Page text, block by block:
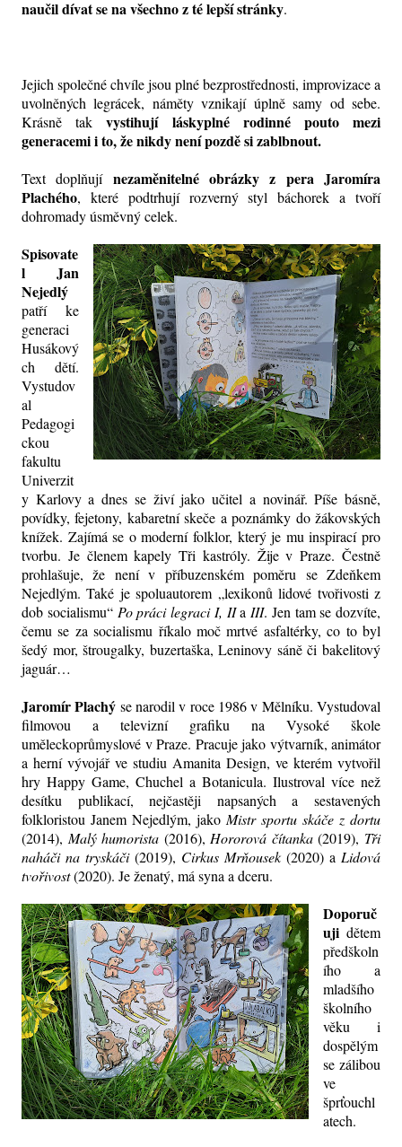
naučil dívat se na všechno z té lepší stránky.
Jejich společné chvíle jsou plné bezprostřednosti, improvizace a
uvolněných legrácek, náměty vznikají úplně samy od sebe.
Krásně takvystihují láskyplné rodinné pouto mezi
generacemi i to, že nikdy není pozdě si zablbnout.
Text doplňují nezaměnitelné obrázky z pera Jaromíra
Plachého, které podtrhují rozverný styl báchorek a tvoří
dohromady úsměvný celek.
Spisovate
l Jan
Nejedlý
patří ke
generaci
Husákový
ch dětí.
Vystudov
al
Pedagogi
ckou
fakultu
Univerzit
y Karlovy a dnes se živí jako učitel a novinář. Píše básně,
povídky, fejetony, kabaretní skeče a poznámky do žákovských
knížek. Zajímá se o moderní folklor, který je mu inspirací pro
tvorbu. Je členem kapely Tři kastróly. Žije v Praze. Čestně
prohlašuje, že není v příbuzenském poměru se Zdeňkem
Nejedlým. Také je spoluautorem „lexikonů lidové tvořivosti z
dob socialismu“ Po práci legraci I, IIa III. Jen tam se dozvíte,
čemu se za socialismu říkalo moč mrtvé asfaltérky, co to byl
šedý mor, štrougalky, buzertaška, Leninovy sáně či bakelitový
jaguár…
Jaromír Plachý se narodil v roce 1986 v Mělníku. Vystudoval
filmovou a televizní grafiku na Vysoké škole
uměleckoprůmyslové v Praze. Pracuje jako výtvarník, animátor
a herní vývojář ve studiu Amanita Design, ve kterém vytvořil
hry Happy Game, Chuchel a Botanicula. Ilustroval více než
desítku publikací, nejčastěji napsaných a sestavených
folkloristou Janem Nejedlým, jako Mistr sportu skáče z dortu
(2014), Malý humorista (2016), Hororová čítanka(2019), Tři
naháči na tryskáči(2019), Cirkus Mrňousek (2020) a Lidová
tvořivost(2020). Je ženatý, má syna a dceru.
Doporuč
uji dětem
předškoln
ího a
mladšího
školního
věku i
dospělým
se zálibou
ve
šprťouchl
atech.